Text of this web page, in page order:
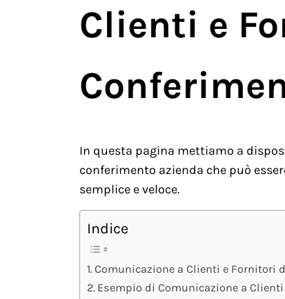
Clienti e
In questa pagina mettiamo a
conferimento azienda che può
semplice e veloce.
Indice
Comunicazione a Clienti e Fornitori
Esempio di Comunicazione a